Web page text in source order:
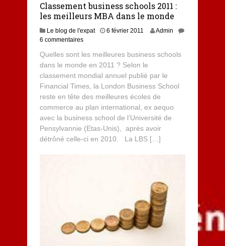
Classement business schools 2011 :
les meilleurs MBA dans le monde
Le blog de l'expat 6 février 2011
Admin
6 commentaires
Quelles sont les meilleures business schools
dans le monde en 2011 ? Selon le
classement mondial annuel publié par le
Financial Times, la London Business School
reste en tête des meilleures écoles de
commerce au plan international, ex aequo
avec la business school de l’Université de
Pensylvannie (Etas-Unis), après avoir
détrôné celle-ci en 2010. La LBS […]